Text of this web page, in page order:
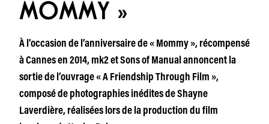
MOMMY »
À l’occasion de l’anniversaire de « Mommy », récompensé
à Cannes en 2014, mk2 et Sons of Manual annoncent la
sortie de l’ouvrage « A Friendship Through Film »,
composé de photographies inédites de Shayne
Laverdière, réalisées lors de la production du film